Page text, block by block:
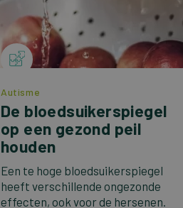
Autisme
De bloedsuikerspiegel
op een gezond peil
houden
Een te hoge bloedsuikerspiegel
heeft verschillende ongezonde
effecten, ook voor de hersenen.